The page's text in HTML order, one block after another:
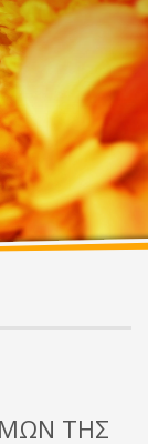
ΤΗΣ